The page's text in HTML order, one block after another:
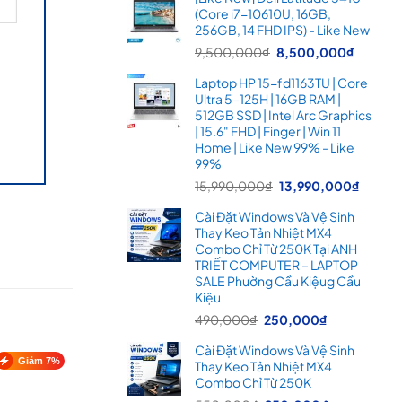
16,900,000₫.
(Core i7-10610U, 16GB,
256GB, 14 FHD IPS) - Like New
9,500,000₫ Giá
là:
9,500,000₫.
8,500,000₫
tại
là:
Laptop HP 15-fd1163TU | Core
Ultra 5-125H | 16GB RAM |
512GB SSD | Intel Arc Graphics
| 15.6" FHD | Finger | Win 11
Home | Like New 99% - Like
99%
15,990,000₫ Giá
là:
15,990,000₫.
13,990,000₫
Cài Đặt Windows Và Vệ Sinh
Thay Keo Tản Nhiệt MX4
Combo Chỉ Từ 250K Tại ANH
TRIẾT COMPUTER – LAPTOP
SALE Phường Cầu Kiệug Cầu
Kiệu
490,000₫ Giá
là:
490,000₫.
250,000₫
tại
là:
Cài Đặt Windows Và Vệ Sinh
Thay Keo Tản Nhiệt MX4
Combo Chỉ Từ 250K
Giảm 7%